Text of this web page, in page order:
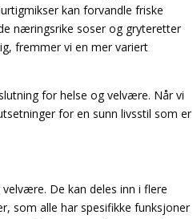
kan forvandle friske
næringsrike soser og gryteretter
fremmer vi en mer variert
for helse og velvære. Når vi
for en sunn livsstil som er
De kan deles inn i flere
som alle har spesifikke funksjoner